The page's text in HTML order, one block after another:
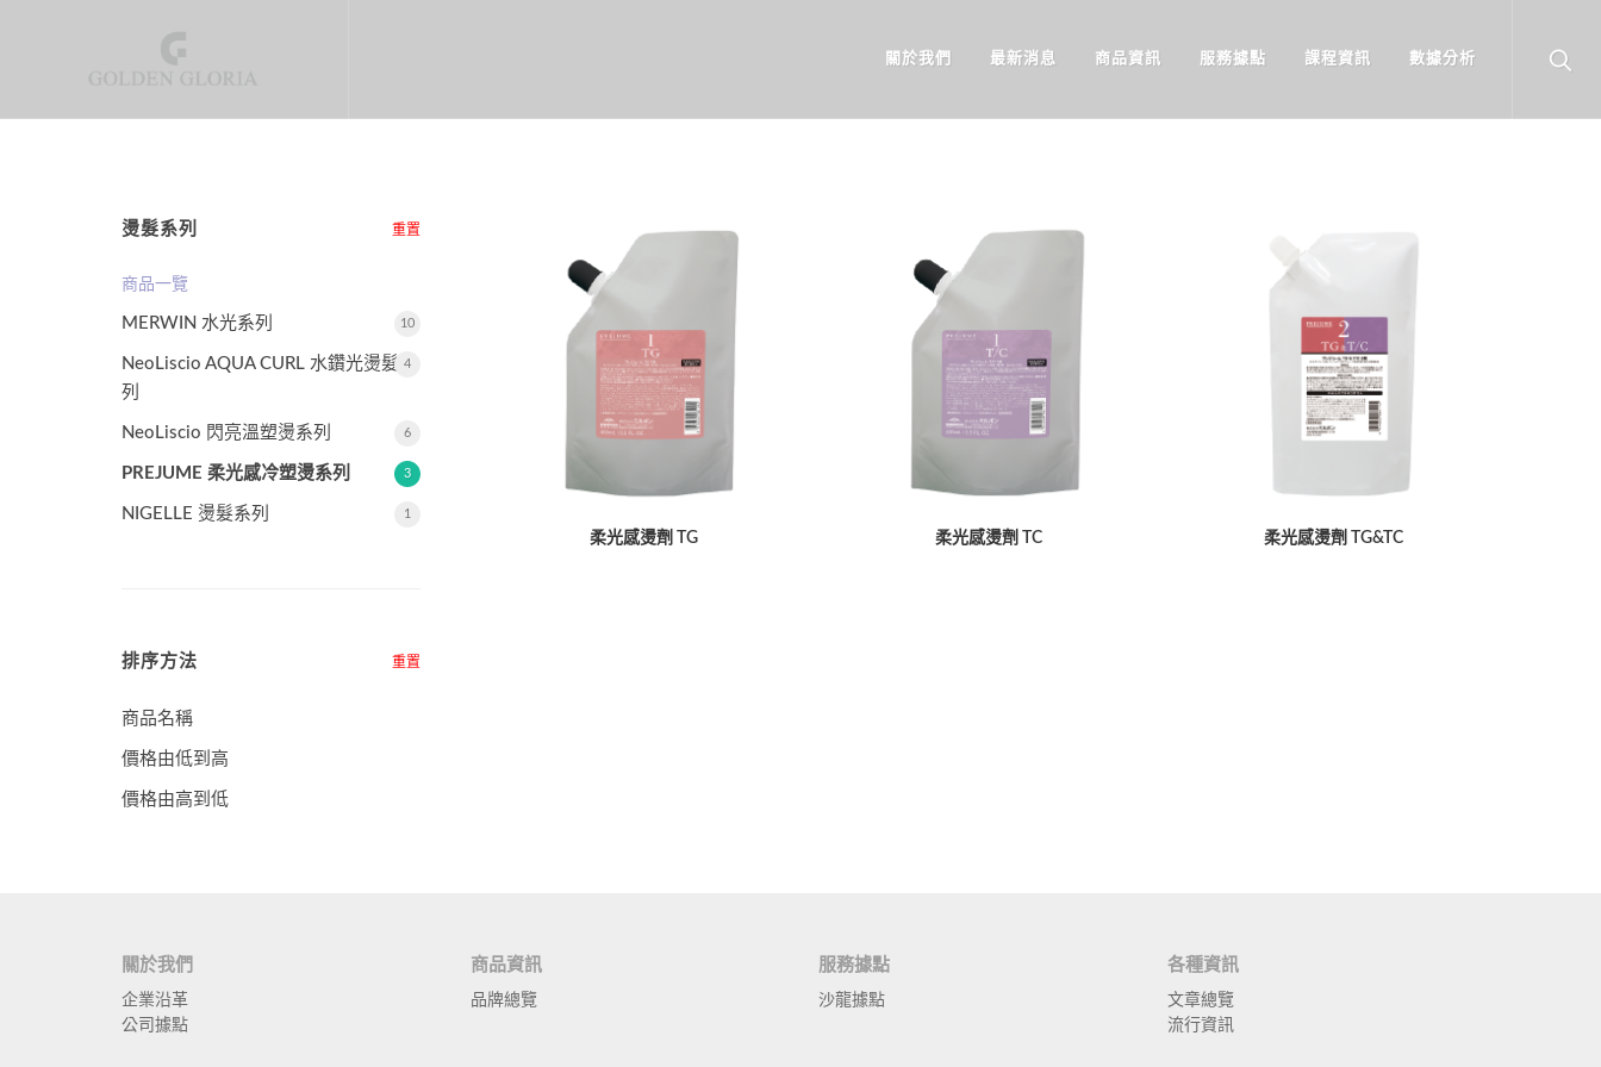
關於我們 最新消息 商品資訊 服務據點 課程資訊 數據分析
柔光感燙劑 TG 柔光感燙劑 TC 柔光感燙劑 TG&TC
燙髮系列
商品一覽
重置
MERWIN 水光系列 10
NeoLiscio AQUA CURL 水鑽光燙髮系
列
4
NeoLiscio 閃亮溫塑燙系列 6
PREJUME 柔光感冷塑燙系列 3
NIGELLE 燙髮系列 1
排序方法 重置
商品名稱
價格由低到高
價格由高到低
關於我們
企業沿革
公司據點
商品資訊
品牌總覽
服務據點
沙龍據點
各種資訊
文章總覽
流行資訊